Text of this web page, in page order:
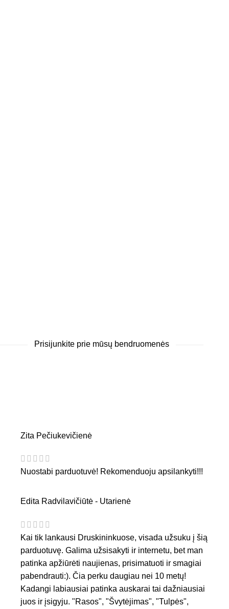
Prisijunkite prie mūsų bendruomenės
Zita Pečiukevičienė
Nuostabi parduotuvė! Rekomenduoju apsilankyti!!!
Edita Radvilavičiūtė - Utarienė
Kai tik lankausi Druskininkuose, visada užsuku į šią
parduotuvę. Galima užsisakyti ir internetu, bet man
patinka apžiūrėti naujienas, prisimatuoti ir smagiai
pabendrauti:). Čia perku daugiau nei 10 metų!
Kadangi labiausiai patinka auskarai tai dažniausiai
juos ir įsigyju. "Rasos", "Švytėjimas", "Tulpės",